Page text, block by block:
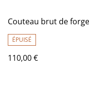
Couteau brut de forge
ÉPUISÉ
110,00 €